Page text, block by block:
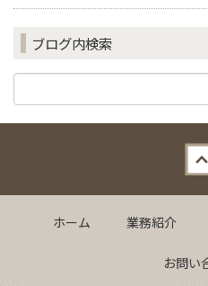
ブログ内検索
ホーム 業務紹介
お問い